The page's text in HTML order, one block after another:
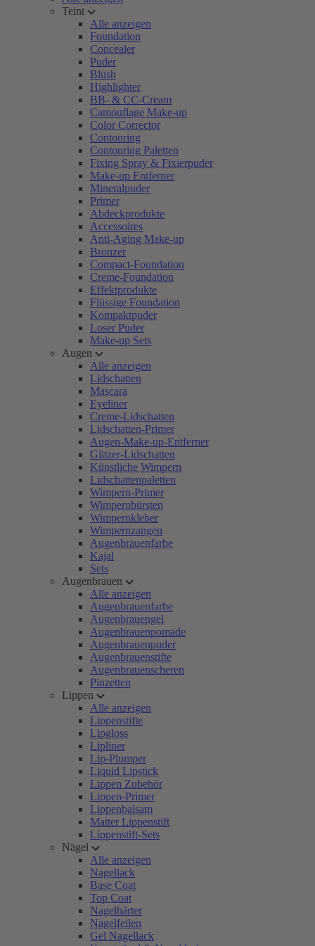
Teint
Alle anzeigen
Foundation
Concealer
Puder
Blush
Highlighter
BB- & CC-Cream
Camouflage Make-up
Color Corrector
Contouring
Contouring Paletten
Fixing Spray & Fixierpuder
Make-up Entferner
Mineralpuder
Primer
Abdeckprodukte
Accessoires
Anti-Aging Make-up
Bronzer
Compact-Foundation
Creme-Foundation
Effektprodukte
Flüssige Foundation
Kompaktpuder
Loser Puder
Make-up Sets
Augen
Alle anzeigen
Lidschatten
Mascara
Eyeliner
Creme-Lidschatten
Lidschatten-Primer
Augen-Make-up-Entferner
Glitzer-Lidschatten
Künstliche Wimpern
Lidschattenpaletten
Wimpern-Primer
Wimpernbürsten
Wimpernkleber
Wimpernzangen
Augenbrauenfarbe
Kajal
Sets
Augenbrauen
Alle anzeigen
Augenbrauenfarbe
Augenbrauengel
Augenbrauenpomade
Augenbrauenpuder
Augenbrauenstifte
Augenbrauenscheren
Pinzetten
Lippen
Alle anzeigen
Lippenstifte
Lipgloss
Lipliner
Lip-Plumper
Liquid Lipstick
Lippen Zubehör
Lippen-Primer
Lippenbalsam
Matter Lippenstift
Lippenstift-Sets
Nägel
Alle anzeigen
Nagellack
Base Coat
Top Coat
Nagelhärter
Nagelfeilen
Gel Nagellack